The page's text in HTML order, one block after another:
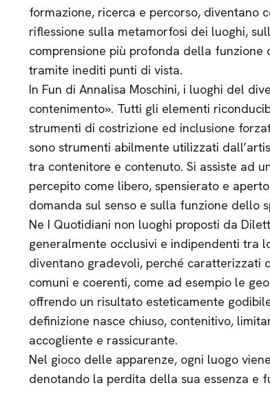
formazione, ricerca e percorso, diventano
riflessione sulla metamorfosi dei luoghi,
comprensione più profonda della
tramite inediti punti di vista.
In Fun di Annalisa Moschini, i luoghi del
contenimento». Tutti gli elementi
strumenti di costrizione ed inclusione
sono strumenti abilmente utilizzati
tra contenitore e contenuto. Si assiste ad
percepito come libero, spensierato e
domanda sul senso e sulla funzione dello
Ne I Quotidiani non luoghi proposti da
generalmente occlusivi e indipendenti tra
diventano gradevoli, perché caratterizzati
comuni e coerenti, come ad esempio le
offrendo un risultato esteticamente
definizione nasce chiuso, contenitivo,
accogliente e rassicurante.
Nel gioco delle apparenze, ogni luogo
denotando la perdita della sua essenza e